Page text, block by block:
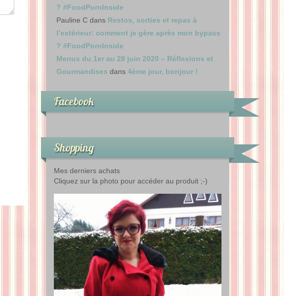
? #FoodPornInside
Pauline Cdans Restos, sorties et repas à
l’extérieur: comment je gère après mon bypass
? #FoodPornInside
Menus du 1er au 28 juin 2020 – Réflexions et
Gourmandises dans 4ème jour, bonjour !
Facebook
Shopping
Mes derniers achats
Cliquez sur la photo pour accéder au produit ;-)